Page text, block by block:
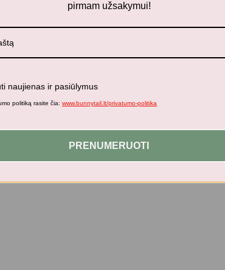
RAFFI BLUE
pirmam užsakymui!
naujienas ir pasiūlymus
politiką rasite čia: www.bunnytail.lt/privatumo-politika
PRENUMERUOTI